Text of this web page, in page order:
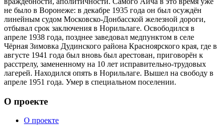
не было в Воронеже: в декабре 1935 года он был осуждён
линейным судом Московско-Донбасской железной дороги,
отбывал срок заключения в Норильлаге. Освободился в
апреле 1938 года, позднее заведовал медпунктом в селе
Чёрная Зимовка Дудинского района Красноярского края, где в
августе 1941 года был вновь был арестован, приговорён к
расстрелу, замененному на 10 лет исправительно-трудовых
лагерей. Находился опять в Норильлаге. Вышел на свободу в
апреле 1951 года. Умер в специальном поселении.
О проекте
О проекте